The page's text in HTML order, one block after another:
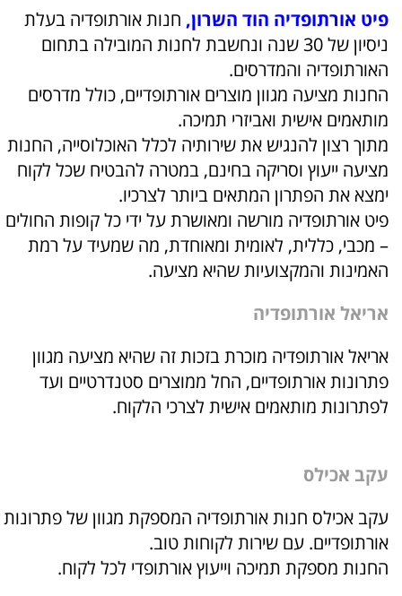
פיט אורתופדיה הוד השרון, חנות אורתופדיה בעלת
ניסיון של 30 שנה ונחשבת לחנות המובילה בתחום
האורתופדיה והמדרסים.
החנות מציעה מגוון מוצרים אורתופדיים, כולל מדרסים
מותאמים אישית ואביזרי תמיכה.
מתוך רצון להנגיש את שירותיה לכלל האוכלוסייה, החנות
מציעה ייעוץ וסריקה בחינם, במטרה להבטיח שכל לקוח
ימצא את הפתרון המתאים ביותר לצרכיו.
פיט אורתופדיה מורשה ומאושרת על ידי כל קופות החולים
– מכבי, כללית, לאומית ומאוחדת, מה שמעיד על רמת
האמינות והמקצועיות שהיא מציעה.
אריאל אורתופדיה
אריאל אורתופדיה מוכרת בזכות זה שהיא מציעה מגוון
פתרונות אורתופדיים, החל ממוצרים סטנדרטיים ועד
לפתרונות מותאמים אישית לצרכי הלקוח.
עקב אכילס
עקב אכילס חנות אורתופדיה המספקת מגוון של פתרונות
אורתופדיים. עם שירות לקוחות טוב.
החנות מספקת תמיכה וייעוץ אורתופדי לכל לקוח.